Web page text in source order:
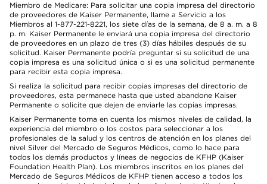
Miembro de Medicare: Para solicitar una copia impresa del directorio
de proveedores de Kaiser Permanente, llame a Servicio a los
Miembros al 1-877-221-8221, los siete días de la semana, de 8 a. m. a 8
p. m. Kaiser Permanente le enviará una copia impresa del directorio
de proveedores en un plazo de tres (3) días hábiles después de su
solicitud. Kaiser Permanente podría preguntar si su solicitud de una
copia impresa es una solicitud única o si es una solicitud permanente
para recibir esta copia impresa.
Si realiza la solicitud para recibir copias impresas del directorio de
proveedores, esta permanece hasta que usted abandone Kaiser
Permanente o solicite que dejen de enviarle las copias impresas.
Kaiser Permanente toma en cuenta los mismos niveles de calidad, la
experiencia del miembro o los costos para seleccionar a los
profesionales de la salud y los centros de atención en los planes del
nivel Silver del Mercado de Seguros Médicos, como lo hace para
todos los demás productos y líneas de negocios de KFHP (Kaiser
Foundation Health Plan). Los miembros inscritos en los planes del
Mercado de Seguros Médicos de KFHP tienen acceso a todos los